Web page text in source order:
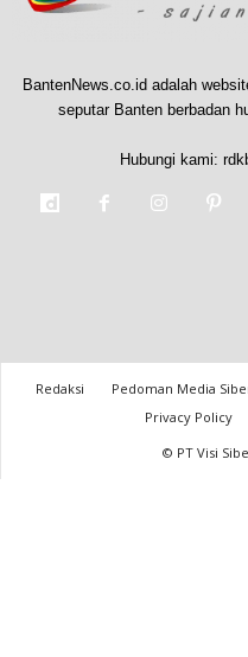
BantenNews.co.id adalah
seputar Banten berbadan
Hubungi kami:
Redaksi Pedoman Media
Privacy Policy
© PT Visi